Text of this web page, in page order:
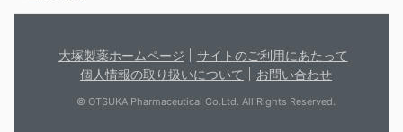
大塚製薬ホームページ
サイトのご利用にあたって
個人情報の取り扱いについて
お問い合わせ
© OTSUKA Pharmaceutical Co.Ltd. All Rights Reserved.